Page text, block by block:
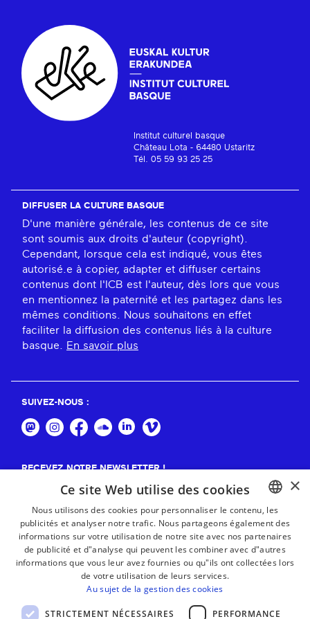
Institut culturel basque
Château Lota - 64480 Ustaritz
Tél. 05 59 93 25 25
DIFFUSER LA CULTURE BASQUE
D'une manière générale, les contenus de ce site
sont soumis aux droits d'auteur (copyright).
Cependant, lorsque cela est indiqué, vous êtes
autorisé.e à copier, adapter et diffuser certains
contenus dont l'ICB est l'auteur, dès lors que vous
en mentionnez la paternité et les partagez dans les
mêmes conditions. Nous souhaitons en effet
faciliter la diffusion des contenus liés à la culture
basque.
En savoir plus
SUIVEZ-NOUS :
RECEVEZ NOTRE NEWSLETTER !
BASQUE
FRENCH
×
Ce site Web utilise des cookies
Nous utilisons des cookies pour personnaliser le contenu, les
publicités et analyser notre trafic. Nous partageons également des
informations sur votre utilisation de notre site avec nos partenaires
de publicité et d"analyse qui peuvent les combiner avec d"autres
informations que vous leur avez fournies ou qu"ils ont collectées lors
de votre utilisation de leurs services.
Au sujet de la gestion des cookies
STRICTEMENT NÉCESSAIRES PERFORMANCE